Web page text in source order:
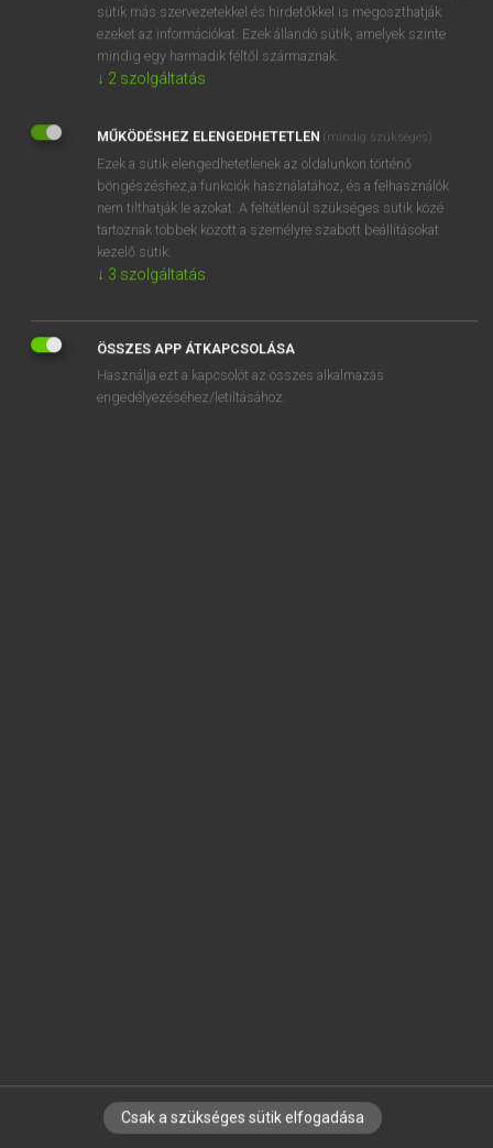
belépek.
REGISZTRÁCIÓ
EURÓPAI UNIÓS TERMINOLÓGIAI SZÓTÁR
Kapcsolódó anyagok
agent de fabrication
agent de marques
agent d’enrobage
IRATKOZZ FEL HÍRLEVELÜNKRE!
sütik más szervezetekkel és hirdetőkkel is megoszthatják
ezeket az információkat. Ezek állandó sütik, amelyek szinte
mindig egy harmadik féltől származnak.
↓ 2 szolgáltatás
MŰKÖDÉSHEZ ELENGEDHETETLEN (mindig szükséges)
Ezek a sütik elengedhetetlenek az oldalunkon történő
böngészéshez,a funkciók használatához, és a felhasználók
nem tilthatják le azokat. A feltétlenül szükséges sütik közé
tartoznak többek között a személyre szabott beállításokat
kezelő sütik.
↓ 3 szolgáltatás
ÖSSZES APP ÁTKAPCSOLÁSA
Használja ezt a kapcsolót az összes alkalmazás
engedélyezéséhez/letiltásához.
Csak a szükséges sütik elfogadása